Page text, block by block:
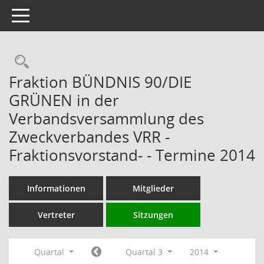
Toggle navigation
Rechercheauswahl
Fraktion BÜNDNIS 90/DIE
GRÜNEN in der
Verbandsversammlung des
Zweckverbandes VRR -
Fraktionsvorstand- - Termine 2014
Informationen Mitglieder
Vertreter Sitzungen
Quartal Quartal 3
2014